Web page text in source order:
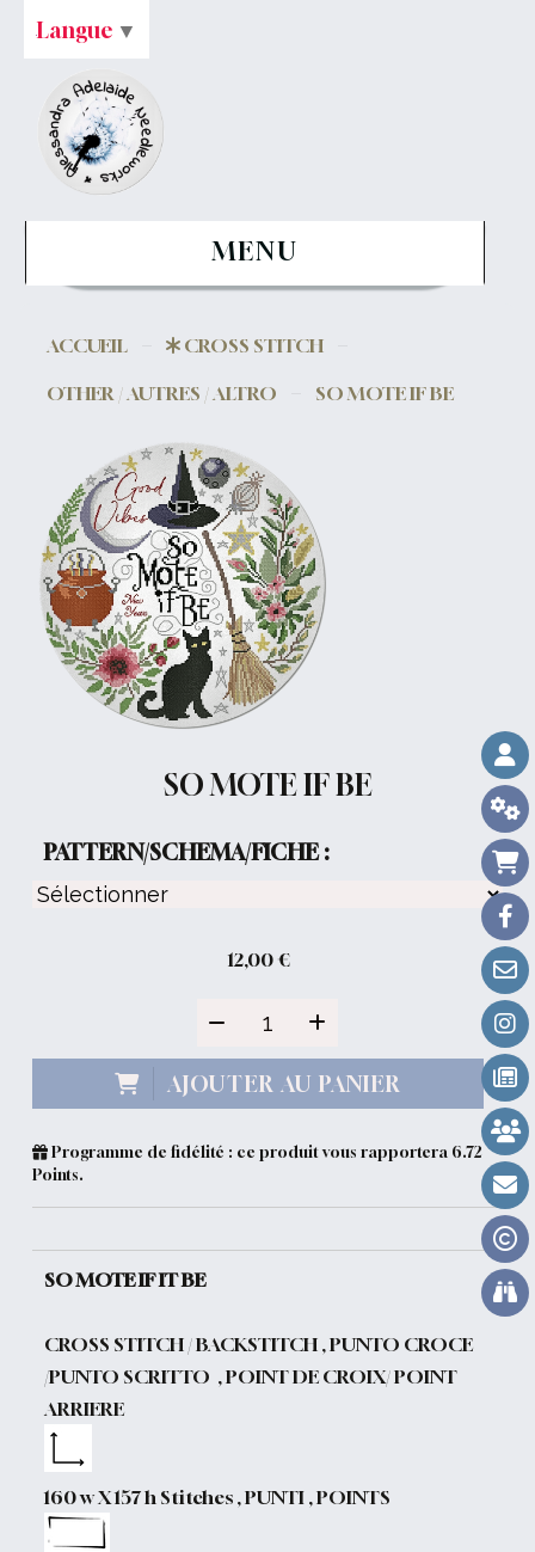
MENU
ACCUEIL
CROSS STITCH
OTHER / AUTRES / ALTRO
SO MOTE IF BE
SO MOTE IF BE
PATTERN/SCHEMA/FICHE :
12,00€
AJOUTER AU PANIER
Programme de fidélité : ce produit vous rapportera 6.72
Points.
SO MOTE IF IT BE
CROSS STITCH / BACKSTITCH , PUNTO CROCE
/PUNTO SCRITTO , POINT DE CROIX/ POINT
ARRIERE
160 w X 157 h Stitches , PUNTI , POINTS
Langue ▼